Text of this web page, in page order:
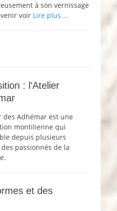
à son vernissage
voir Lire plus …
: l’Atelier
des Adhémar est une
montilienne qui
depuis plusieurs
passionnés de la
et des